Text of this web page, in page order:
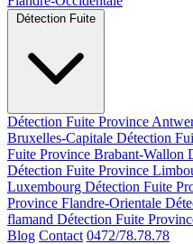
Détection Fuite Province
Bruxelles-Capitale Détection
Fuite Province Brabant-Wallon
Détection Fuite Province
Luxembourg Détection Fuite
Province Flandre-Orientale
flamand Détection Fuite
Blog Contact 0472/78.78.78